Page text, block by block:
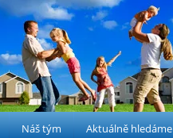
Náš tým Aktuálně hledáme